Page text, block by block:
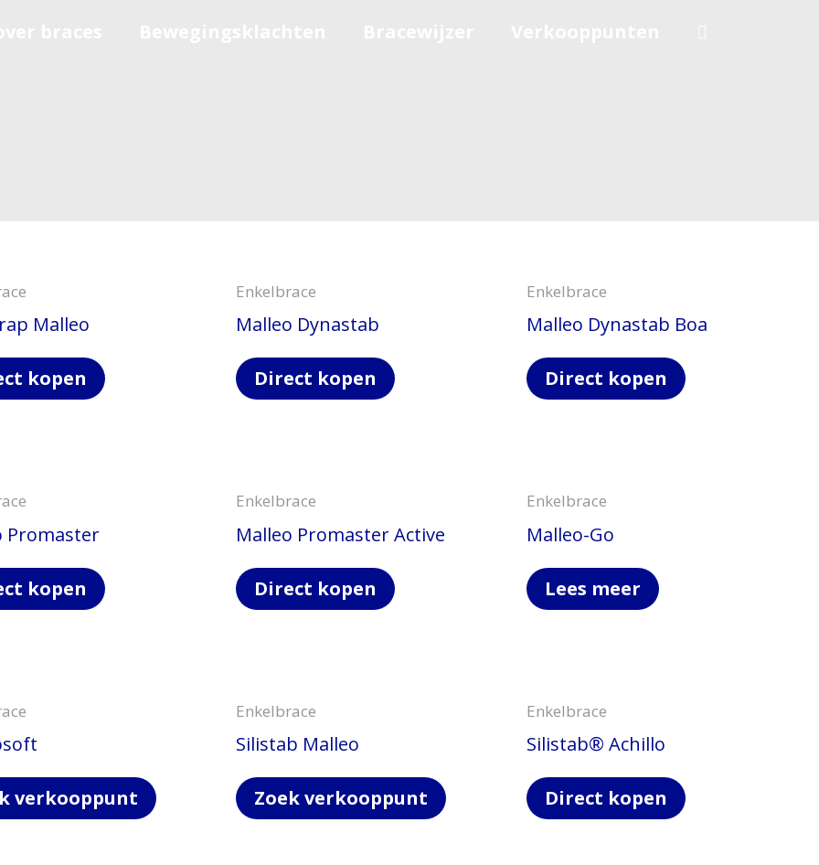
Malleo
kopen
Enkelbrace
Malleo Dynastab
Direct kopen
Enkelbrace
Malleo Dynastab Boa
Direct kopen
Promaster
kopen
Enkelbrace
Malleo Promaster Active
Direct kopen
Enkelbrace
Malleo-Go
Lees meer
verkooppunt
Enkelbrace
Silistab Malleo
Zoek verkooppunt
Enkelbrace
Silistab® Achillo
Direct kopen